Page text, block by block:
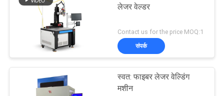
लेजर वेल्डर
Contact us for the price MOQ:1
संपर्क
स्वत: फाइबर लेजर वेल्डिंग
मशीन